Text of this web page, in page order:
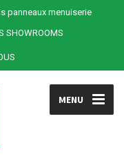
panneaux menuiserie
SHOWROOMS
MENU